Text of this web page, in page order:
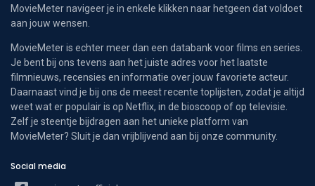
MovieMeter navigeer je in enkele klikken naar hetgeen dat voldoet
aan jouw wensen.
MovieMeter is echter meer dan een databank voor films en series.
Je bent bij ons tevens aan het juiste adres voor het laatste
filmnieuws, recensies en informatie over jouw favoriete acteur.
Daarnaast vind je bij ons de meest recente toplijsten, zodat je altijd
weet wat er populair is op Netflix, in de bioscoop of op televisie.
Zelf je steentje bijdragen aan het unieke platform van
MovieMeter? Sluit je dan vrijblijvend aan bij onze community.
Social media